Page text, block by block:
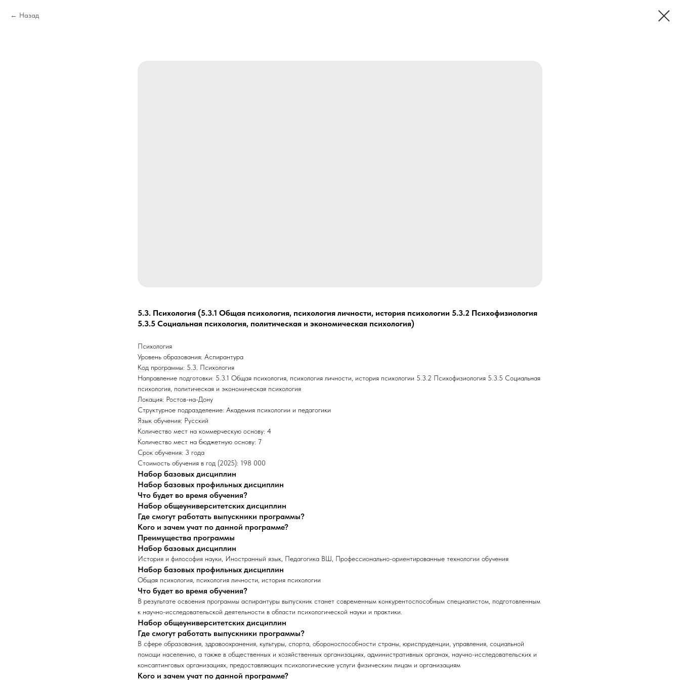
Назад
5.3. Психология (5.3.1 Общая психология, психология личности, история психологии 5.3.2 Психофизиология
5.3.5 Социальная психология, политическая и экономическая психология)
Психология
Уровень образования: Аспирантура
Код программы: 5.3. Психология
Направление подготовки: 5.3.1 Общая психология, психология личности, история психологии 5.3.2 Психофизиология 5.3.5 Социальная
психология, политическая и экономическая психология
Локация: Ростов-на-Дону
Структурное подразделение: Академия психологии и педагогики
Язык обучения: Русский
Количество мест на коммерческую основу: 4
Количество мест на бюджетную основу: 7
Срок обучения: 3 года
Стоимость обучения в год (2025): 198 000
Набор базовых дисциплин
Набор базовых профильных дисциплин
Что будет во время обучения?
Набор общеуниверситетских дисциплин
Где смогут работать выпускники программы?
Кого и зачем учат по данной программе?
Преимущества программы
Набор базовых дисциплин
История и философия науки, Иностранный язык, Педагогика ВШ, Профессионально-ориентированные технологии обучения
Набор базовых профильных дисциплин
Общая психология, психология личности, история психологии
Что будет во время обучения?
В результате освоения программы аспирантуры выпускник станет современным конкурентоспособным специалистом, подготовленным
к научно-исследовательской деятельности в области психологической науки и практики.
Набор общеуниверситетских дисциплин
Где смогут работать выпускники программы?
В сфере образования, здравоохранения, культуры, спорта, обороноспособности страны, юриспруденции, управления, социальной
помощи населению, а также в общественных и хозяйственных организациях, административных органах, научно-исследовательских и
консалтинговых организациях, предоставляющих психологические услуги физическим лицам и организациям
Кого и зачем учат по данной программе?